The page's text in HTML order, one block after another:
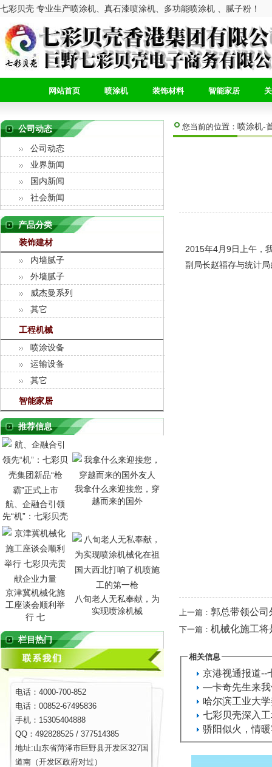
七彩贝壳 专业生产喷涂机、真石漆喷涂机、多功能喷涂机 、腻子粉！
网站首页 喷涂机 装饰材料 智能家居
公司动态
公司动态
业界新闻
国内新闻
社会新闻
产品分类
装饰建材
内墙腻子
外墙腻子
威杰曼系列
其它
工程机械
喷涂设备
运输设备
其它
智能家居
推荐信息
航、企融合引领
先“机”：七彩贝壳
我拿什么来迎接您，穿
越而来的国外
京津冀机械化施
工座谈会顺利举
行 七
八旬老人无私奉献，为
实现喷涂机械
栏目热门
电话：4000-700-852
电话：00852-67495836
手机：15305404888
QQ：492828525 / 377514385
地址:山东省菏泽市巨野县开发区327国
道南（开发区政府对过）
您当前的位置： 喷涂机-
2015年4月9日上午，
副局长赵福存与统计
上一篇： 郭总带领公司
下一篇： 机械化施工将
相关信息
京港视通报道--
―卡奇先生来我
哈尔滨工业大
七彩贝壳深入
骄阳似火，情